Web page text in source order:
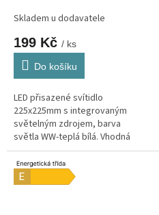
Skladem u dodavatele
199 Kč / ks
Do košíku
LED přisazené svítidlo
225x225mm s integrovaným
světelným zdrojem, barva
světla WW-teplá bílá. Vhodná
pouze pro INTERIEROVÉ
osvětlení IP20